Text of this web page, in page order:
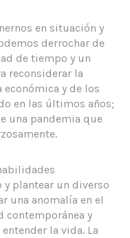
en situación y
derrochar de
de tiempo y un
reconsiderar la
y de los
en las últimos años;
una pandemia que
plantear un diverso
una anomalía en el
contemporánea y
la vida. La